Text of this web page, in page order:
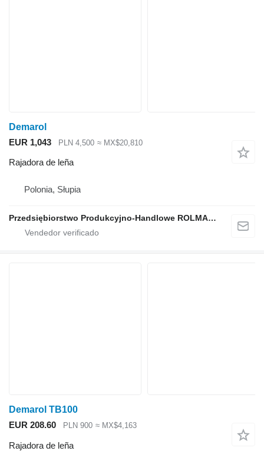
Demarol
EUR 1,043
PLN 4,500 ≈ MX$20,810
Rajadora de leña
Polonia, Słupia
Przedsiębiorstwo Produkcyjno-Handlowe ROLMAPOL Marcin Dziekan
Demarol TB100
EUR 208.60
PLN 900 ≈ MX$4,163
Rajadora de leña